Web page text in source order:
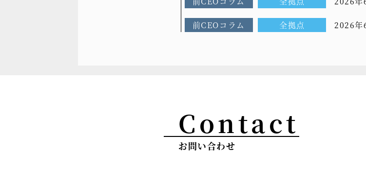
前CEOコラム
全拠点 2026年
Contact
お問い合わせ